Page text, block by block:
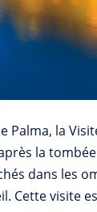
la
la
dans les
Cette visite